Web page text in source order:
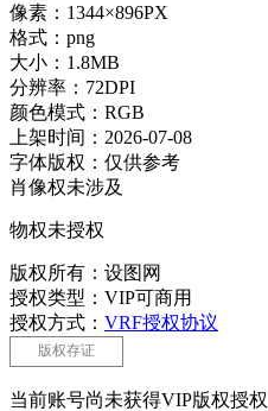
像素：1344×896PX
格式：png
大小：1.8MB
分辨率：72DPI
颜色模式：RGB
上架时间：2026-07-08
字体版权：仅供参考
肖像权未涉及
物权未授权
版权所有：设图网
授权类型：VIP可商用
授权方式： VRF授权协议
版权存证
当前账号尚未获得VIP版权授权